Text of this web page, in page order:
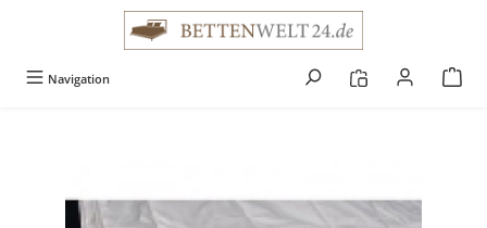
Navigation